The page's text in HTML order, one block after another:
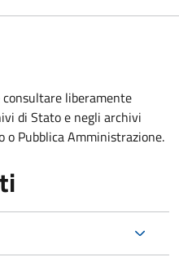
liberamente
di Stato e negli archivi
Pubblica Amministrazione.